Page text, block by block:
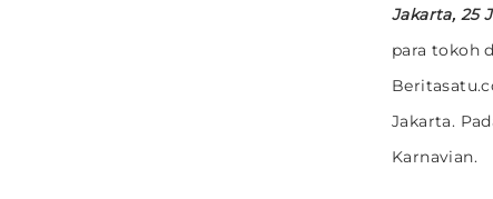
Jakarta, 25
para tokoh
Jakarta.
Karnavian.